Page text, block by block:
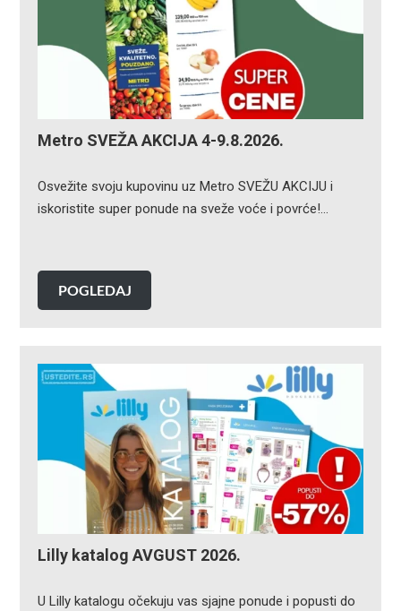
Metro SVEŽA AKCIJA 4-9.8.2026.
Osvežite svoju kupovinu uz Metro SVEŽU AKCIJU i
iskoristite super ponude na sveže voće i povrće!…
POGLEDAJ
Lilly katalog AVGUST 2026.
U Lilly katalogu očekuju vas sjajne ponude i popusti do